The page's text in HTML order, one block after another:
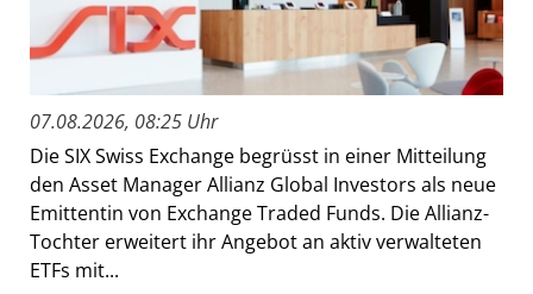
07.08.2026, 08:25 Uhr
Die SIX Swiss Exchange begrüsst in einer Mitteilung
den Asset Manager Allianz Global Investors als neue
Emittentin von Exchange Traded Funds. Die Allianz-
Tochter erweitert ihr Angebot an aktiv verwalteten
ETFs mit...